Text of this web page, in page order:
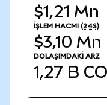
$1,21 Mn
İŞLEM HACMI (24S)
$3,10 Mn
DOLAŞIMDAKI ARZ
1,27 B